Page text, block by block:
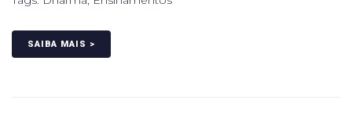
SAIBA MAIS >